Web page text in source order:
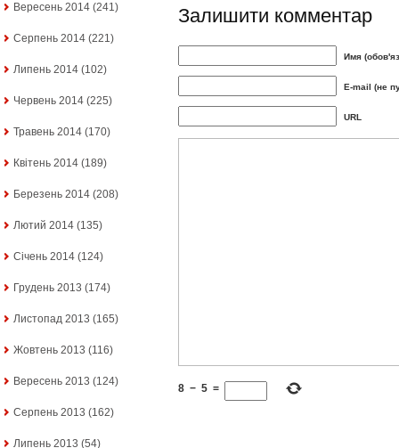
Вересень 2014 (241)
Серпень 2014 (221)
Липень 2014 (102)
Червень 2014 (225)
Травень 2014 (170)
Квітень 2014 (189)
Березень 2014 (208)
Лютий 2014 (135)
Січень 2014 (124)
Грудень 2013 (174)
Листопад 2013 (165)
Жовтень 2013 (116)
Вересень 2013 (124)
Серпень 2013 (162)
Липень 2013 (54)
Залишити комментар
Имя
E-mail (не
URL
8 − 5 =